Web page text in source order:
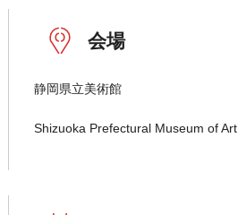
会場
静岡県立美術館
Shizuoka Prefectural Museum of Art